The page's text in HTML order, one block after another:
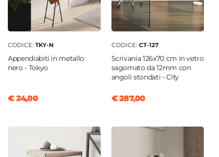
CODICE: TKY-N
Appendiabiti in metallo
nero - Tokyo
€ 24,00
CODICE: CT-127
Scrivania 126x70 cm in vetro
sagomato da 12mm con
angoli stondati - City
€ 287,00